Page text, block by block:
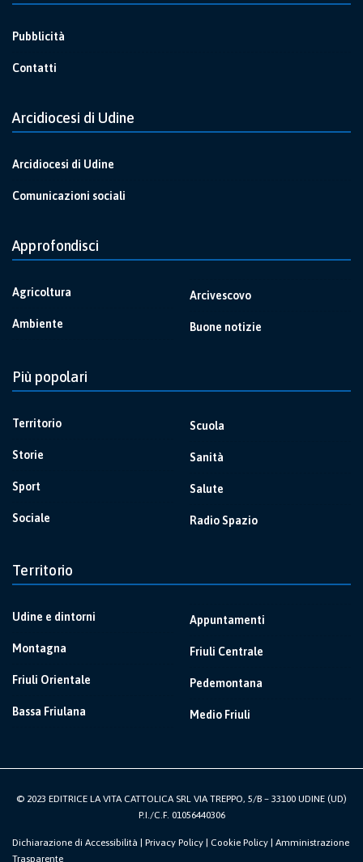
Pubblicità
Contatti
Arcidiocesi di Udine
Arcidiocesi di Udine
Comunicazioni sociali
Approfondisci
Agricoltura
Ambiente
Arcivescovo
Buone notizie
Più popolari
Territorio
Storie
Sport
Sociale
Scuola
Sanità
Salute
Radio Spazio
Territorio
Udine e dintorni
Montagna
Friuli Orientale
Bassa Friulana
Appuntamenti
Friuli Centrale
Pedemontana
Medio Friuli
© 2023 EDITRICE LA VITA CATTOLICA SRL VIA TREPPO, 5/B – 33100 UDINE (UD)
P.I./C.F. 01056440306
Dichiarazione di Accessibilità | Privacy Policy | Cookie Policy | Amministrazione
Trasparente